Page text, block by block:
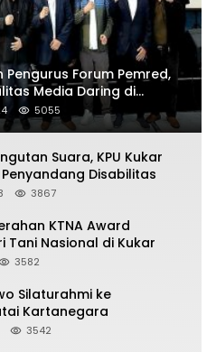
Pengurus Forum Pemred,
Media Daring di
5055
Suara, KPU Kukar
Disabilitas
3867
KTNA Award
Tani Nasional di Kukar
3582
Silaturahmi ke
Kartanegara
3542